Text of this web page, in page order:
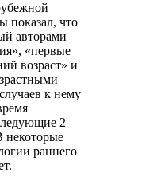
показал, что
авторами
«первые
возраст» и
к нему
2
некоторые
раннего